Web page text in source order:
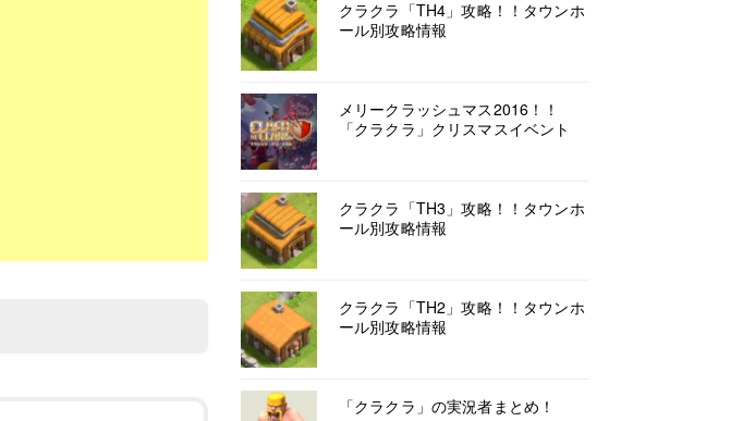
クラクラ「TH4」攻略！！タウンホ
ール別攻略情報
メリークラッシュマス2016！！
「クラクラ」クリスマスイベント
クラクラ「TH3」攻略！！タウンホ
ール別攻略情報
クラクラ「TH2」攻略！！タウンホ
ール別攻略情報
「クラクラ」の実況者まとめ！